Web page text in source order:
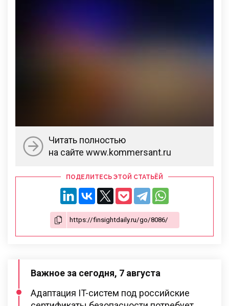
Читать полностью
на сайте www.kommersant.ru
ПОДЕЛИТЕСЬ ЭТОЙ СТАТЬЁЙ
Важное за сегодня, 7 августа
Адаптация IT-систем под российские